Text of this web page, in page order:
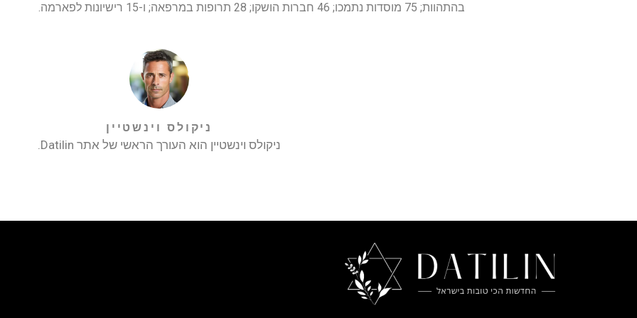
בהתהוות; 75 מוסדות נתמכו; 46 חברות הושקו; 28 תרופות במרפאה; ו-15 רישיונות לפארמה.
ניקולס וינשטיין
ניקולס וינשטיין הוא העורך הראשי של אתר Datilin.